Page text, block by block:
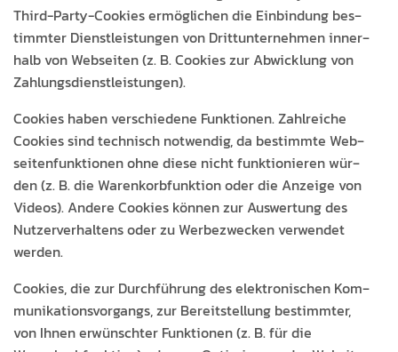
Third-Par­ty-Cook­ies ermöglichen die Ein­bindung bes­
timmter Dien­stleis­tun­gen von Drit­tun­ternehmen inner­
halb von Web­seit­en (z. B. Cook­ies zur Abwick­lung von
Zahlungsdienstleistungen).
Cook­ies haben ver­schiedene Funk­tio­nen. Zahlre­iche
Cook­ies sind tech­nisch notwendig, da bes­timmte Web­
seit­en­funk­tio­nen ohne diese nicht funk­tion­ieren wür­
den (z. B. die Warenko­rb­funk­tion oder die Anzeige von
Videos). Andere Cook­ies kön­nen zur Auswer­tung des
Nutzerver­hal­tens oder zu Wer­bezweck­en ver­wen­det
werden.
Cook­ies, die zur Durch­führung des elek­tro­n­is­chen Kom­
mu­nika­tionsvor­gangs, zur Bere­it­stel­lung bes­timmter,
von Ihnen erwün­schter Funk­tio­nen (z. B. für die